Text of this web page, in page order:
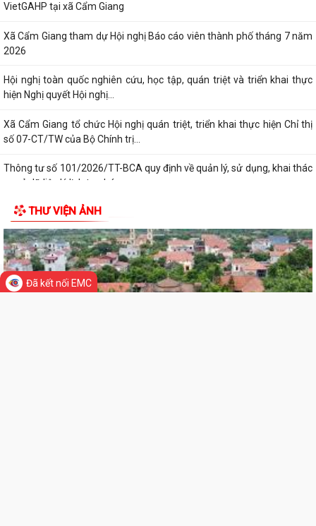
cơ sở dữ liệu lý lịch tư pháp,...
THÔNG BÁO số 527/TB-UBND xã Cẩm Giang Về việc công khai danh
mục thủ tục hành chính ban hành mới...
Đảng ủy - HĐND - UBND - Ủy ban MTTQ Việt Nam xã Cẩm Giang tổ
chức lễ viếng các nghĩa trang liệt sĩ...
Trạm Y tế xã Cẩm Giang phối hợp khám, phát hiện các bệnh về mắt
cho người có công nhân kỷ niệm 79...
Hội đồng nhân dân xã Cẩm Giang tổ chức Kỳ họp thứ tư (Kỳ họp
thường lệ giữa năm 2026)
Đảng ủy xã Cẩm Giang tổ chức thăm, tặng quà người có công theo ủy
quyền của đồng chí Giám đốc Công...
Đồng chí Nguyễn Ngọc Sơn, đại biểu quốc hội khóa XVI Thăm, tặng quà
gia đình chính sách, người có...
THƯ VIỆN ẢNH
Đã kết nối EMC